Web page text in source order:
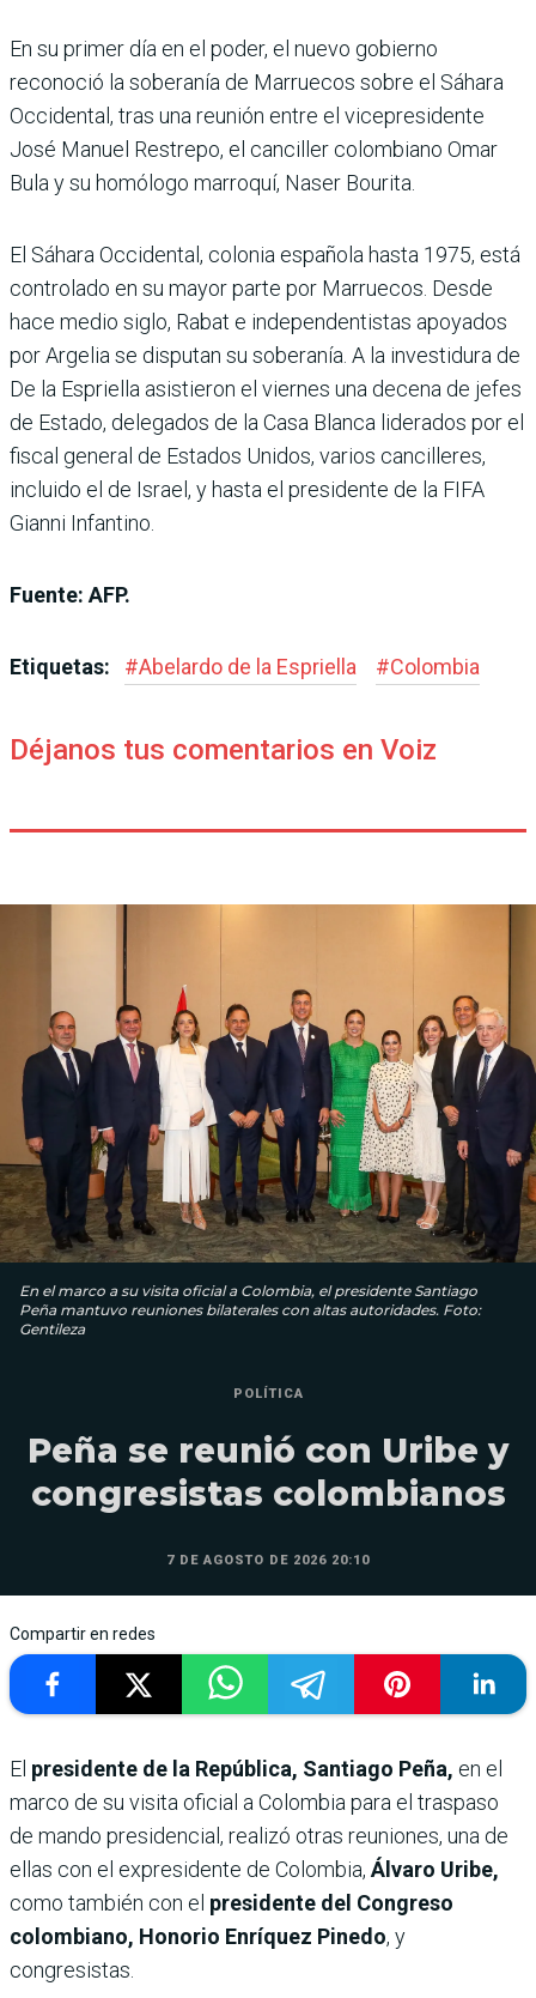
En su primer día en el poder, el nuevo gobierno
reconoció la soberanía de Marruecos sobre el Sáhara
Occidental, tras una reunión entre el vicepresidente
José Manuel Restrepo, el canciller colombiano Omar
Bula y su homólogo marroquí, Naser Bourita.
El Sáhara Occidental, colonia española hasta 1975, está
controlado en su mayor parte por Marruecos. Desde
hace medio siglo, Rabat e independentistas apoyados
por Argelia se disputan su soberanía. A la investidura de
De la Espriella asistieron el viernes una decena de jefes
de Estado, delegados de la Casa Blanca liderados por el
fiscal general de Estados Unidos, varios cancilleres,
incluido el de Israel, y hasta el presidente de la FIFA
Gianni Infantino.
Fuente: AFP.
Etiquetas: #Abelardo de la Espriella #Colombia
Déjanos tus comentarios en Voiz
En el marco a su visita oficial a Colombia, el presidente Santiago
Peña mantuvo reuniones bilaterales con altas autoridades. Foto:
Gentileza
POLÍTICA
Peña se reunió con Uribe y
congresistas colombianos
7 DE AGOSTO DE 2026 20:10
Compartir en redes
El presidente de la República, Santiago Peña, en el
marco de su visita oficial a Colombia para el traspaso
de mando presidencial, realizó otras reuniones, una de
ellas con el expresidente de Colombia, Álvaro Uribe,
como también con el presidente del Congreso
colombiano, Honorio Enríquez Pinedo, y
congresistas.